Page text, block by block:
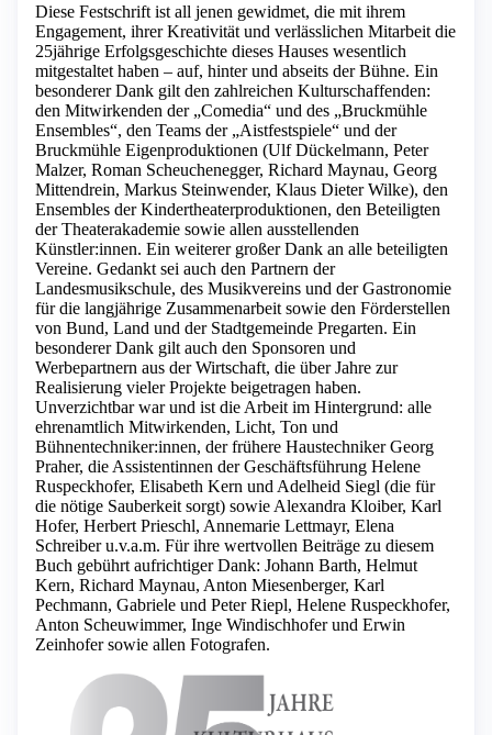
Diese Festschrift ist all jenen gewidmet, die mit ihrem
Engagement, ihrer Kreativität und verlässlichen Mitarbeit die
25jährige Erfolgsgeschichte dieses Hauses wesentlich
mitgestaltet haben – auf, hinter und abseits der Bühne. Ein
besonderer Dank gilt den zahlreichen Kulturschaffenden:
den Mitwirkenden der „Comedia“ und des „Bruckmühle
Ensembles“, den Teams der „Aistfestspiele“ und der
Bruckmühle Eigenproduktionen (Ulf Dückelmann, Peter
Malzer, Roman Scheuchenegger, Richard Maynau, Georg
Mittendrein, Markus Steinwender, Klaus Dieter Wilke), den
Ensembles der Kindertheaterproduktionen, den Beteiligten
der Theaterakademie sowie allen ausstellenden
Künstler:innen. Ein weiterer großer Dank an alle beteiligten
Vereine. Gedankt sei auch den Partnern der
Landesmusikschule, des Musikvereins und der Gastronomie
für die langjährige Zusammenarbeit sowie den Förderstellen
von Bund, Land und der Stadtgemeinde Pregarten. Ein
besonderer Dank gilt auch den Sponsoren und
Werbepartnern aus der Wirtschaft, die über Jahre zur
Realisierung vieler Projekte beigetragen haben.
Unverzichtbar war und ist die Arbeit im Hintergrund: alle
ehrenamtlich Mitwirkenden, Licht, Ton und
Bühnentechniker:innen, der frühere Haustechniker Georg
Praher, die Assistentinnen der Geschäftsführung Helene
Ruspeckhofer, Elisabeth Kern und Adelheid Siegl (die für
die nötige Sauberkeit sorgt) sowie Alexandra Kloiber, Karl
Hofer, Herbert Prieschl, Annemarie Lettmayr, Elena
Schreiber u.v.a.m. Für ihre wertvollen Beiträge zu diesem
Buch gebührt aufrichtiger Dank: Johann Barth, Helmut
Kern, Richard Maynau, Anton Miesenberger, Karl
Pechmann, Gabriele und Peter Riepl, Helene Ruspeckhofer,
Anton Scheuwimmer, Inge Windischhofer und Erwin
Zeinhofer sowie allen Fotografen.